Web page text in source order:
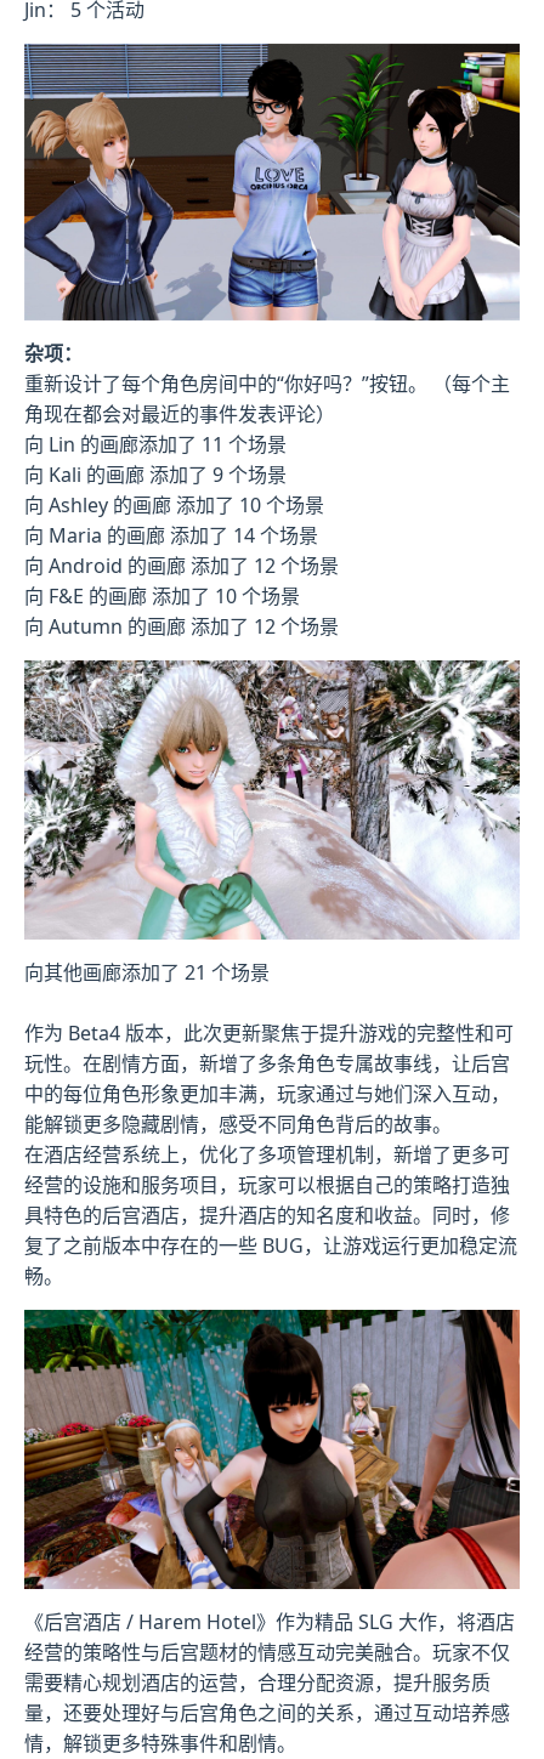
Jin： 5 个活动
杂项：
重新设计了每个角色房间中的“你好吗？”按钮。 （每个主
角现在都会对最近的事件发表评论）
向 Lin 的画廊添加了 11 个场景
向 Kali 的画廊 添加了 9 个场景
向 Ashley 的画廊 添加了 10 个场景
向 Maria 的画廊 添加了 14 个场景
向 Android 的画廊 添加了 12 个场景
向 F&E 的画廊 添加了 10 个场景
向 Autumn 的画廊 添加了 12 个场景
向其他画廊添加了 21 个场景
作为 Beta4 版本，此次更新聚焦于提升游戏的完整性和可
玩性。在剧情方面，新增了多条角色专属故事线，让后宫
中的每位角色形象更加丰满，玩家通过与她们深入互动，
能解锁更多隐藏剧情，感受不同角色背后的故事。
在酒店经营系统上，优化了多项管理机制，新增了更多可
经营的设施和服务项目，玩家可以根据自己的策略打造独
具特色的后宫酒店，提升酒店的知名度和收益。同时，修
复了之前版本中存在的一些 BUG，让游戏运行更加稳定流
畅。
《后宫酒店 / Harem Hotel》作为精品 SLG 大作，将酒店
经营的策略性与后宫题材的情感互动完美融合。玩家不仅
需要精心规划酒店的运营，合理分配资源，提升服务质
量，还要处理好与后宫角色之间的关系，通过互动培养感
情，解锁更多特殊事件和剧情。